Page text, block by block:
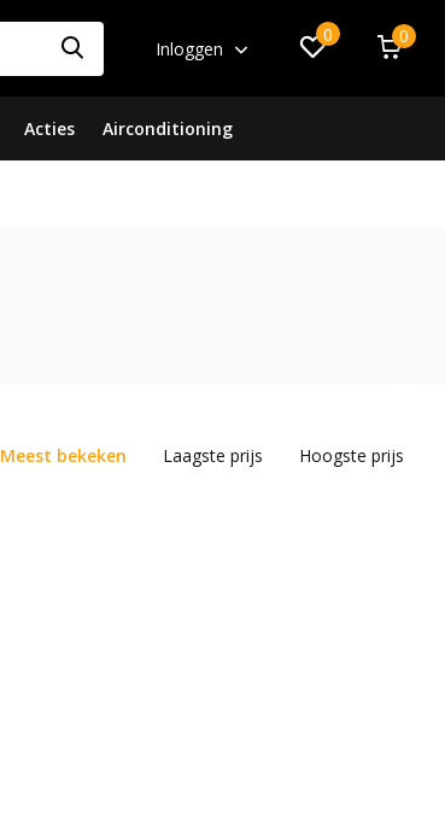
Inloggen
0 0
Acties Airconditioning
Meest bekeken Laagste prijs Hoogste prijs